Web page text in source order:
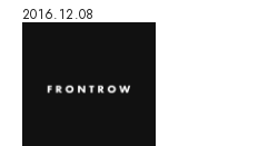
2016.12.08